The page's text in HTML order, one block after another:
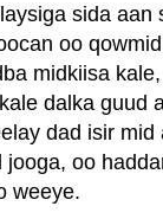
sida aan
oo
midkiisa
dalka guud
dad isir
oo
weeye.